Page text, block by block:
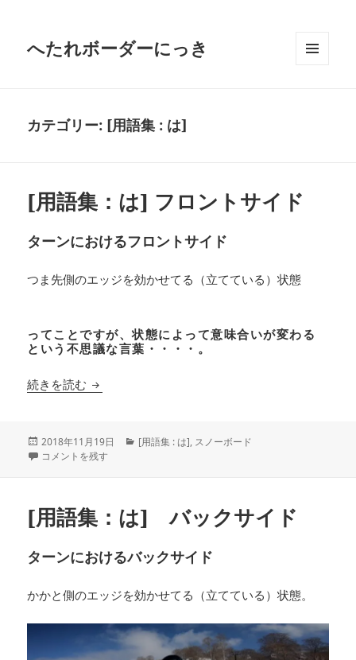
へたれボーダーにっき
カテゴリー: [用語集 : は]
[用語集：は] フロントサイド
ターンにおけるフロントサイド
つま先側のエッジを効かせてる（立てている）状態
ってことですが、状態によって意味合いが変わる
という不思議な言葉・・・・。
続きを読む [用語集：は] フロントサイド
投
稿
2018年11月19日
カ
[用語集 : は], スノーボード
[用語集：は] フロントサイド に
コメントを残す
[用語集：は] バックサイド
ターンにおけるバックサイド
かかと側のエッジを効かせてる（立てている）状態。